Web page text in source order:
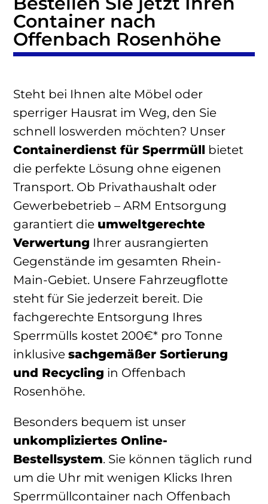
Container nach
Offenbach Rosenhöhe
Steht bei Ihnen alte Möbel oder
sperriger Hausrat im Weg, den Sie
schnell loswerden möchten? Unser
Containerdienst für Sperrmüll bietet
die perfekte Lösung ohne eigenen
Transport. Ob Privathaushalt oder
Gewerbebetrieb – ARM Entsorgung
garantiert die umweltgerechte
Verwertung Ihrer ausrangierten
Gegenstände im gesamten Rhein-
Main-Gebiet. Unsere Fahrzeugflotte
steht für Sie jederzeit bereit. Die
fachgerechte Entsorgung Ihres
Sperrmülls kostet 200€* pro Tonne
inklusive sachgemäßer Sortierung
und Recycling in Offenbach
Rosenhöhe.
Besonders bequem ist unser
unkompliziertes Online-
Bestellsystem. Sie können täglich rund
um die Uhr mit wenigen Klicks Ihren
Sperrmüllcontainer nach Offenbach